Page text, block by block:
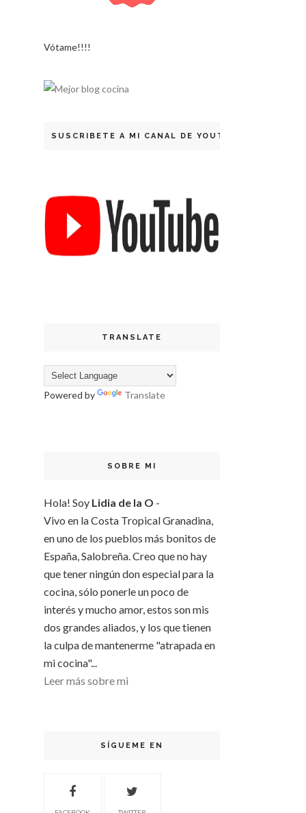
Vótame!!!!
SUSCRIBETE A MI CANAL DE YOUTUBE
TRANSLATE
Powered by Translate
SOBRE MI
Hola! Soy Lidia de la O -
Vivo en la Costa Tropical Granadina,
en uno de los pueblos más bonitos de
España, Salobreña. Creo que no hay
que tener ningún don especial para la
cocina, sólo ponerle un poco de
interés y mucho amor, estos son mis
dos grandes aliados, y los que tienen
la culpa de mantenerme "atrapada en
mi cocina"...
Leer más sobre mi
SÍGUEME EN